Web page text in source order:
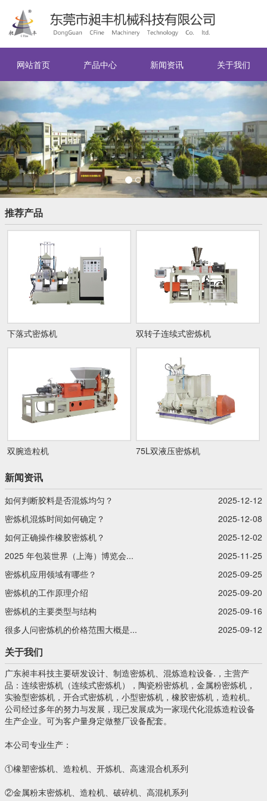
网站首页 产品中心 新闻资讯 关于我们
Previous
推荐产品
下落式密炼机 双转子连续式密炼机
双腕造粒机 75L双液压密炼机
新闻资讯
如何判断胶料是否混炼均匀？
2025-12-12
密炼机混炼时间如何确定？
2025-12-08
如何正确操作橡胶密炼机？
2025-12-02
2025 年包装世界（上海）博览会...
2025-11-25
密炼机应用领域有哪些？
2025-09-25
密炼机的工作原理介绍
2025-09-20
密炼机的主要类型与结构
2025-09-16
很多人问密炼机的价格范围大概是...
2025-09-12
关于我们
广东昶丰科技主要研发设计、制造密炼机、混炼造粒设备.，主营产
品：连续密炼机（连续式密炼机），陶瓷粉密炼机，金属粉密炼机，
实验型密炼机，开合式密炼机，小型密炼机，橡胶密炼机，造粒机。
公司经过多年的努力与发展，现已发展成为一家现代化混炼造粒设备
生产企业。可为客户量身定做整厂设备配套。
本公司专业生产：
①橡塑密炼机、造粒机、开炼机、高速混合机系列
②金属粉末密炼机、造粒机、破碎机、高混机系列